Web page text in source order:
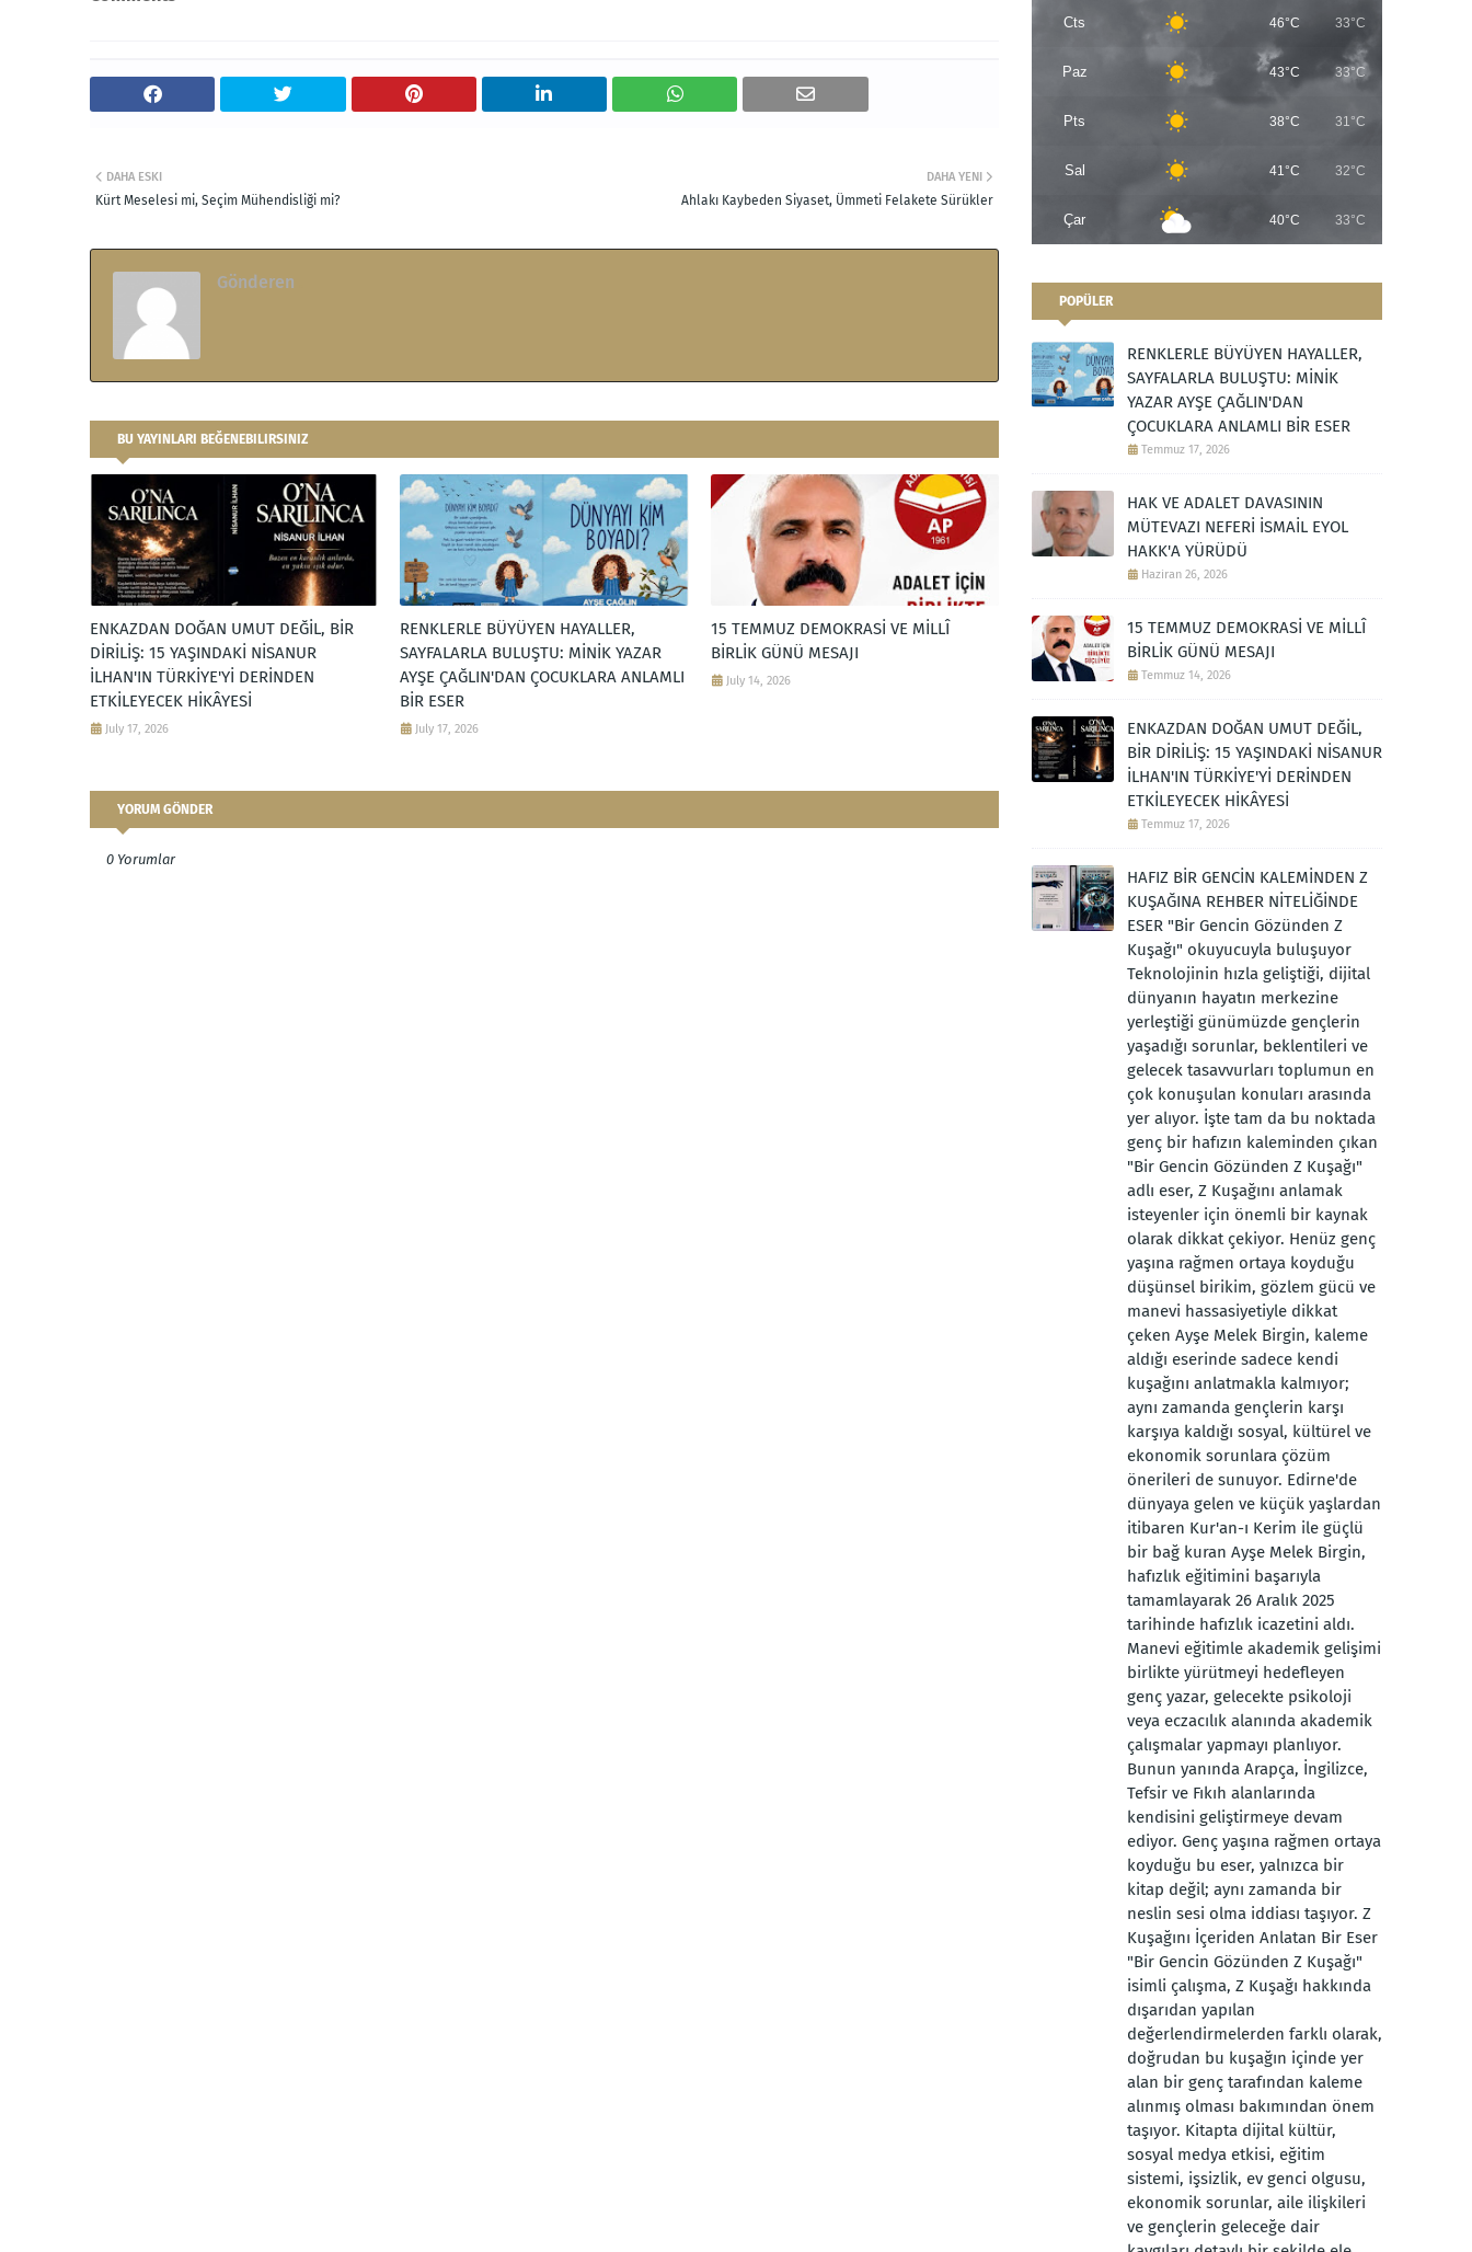
DAHA YENI
Ahlakı Kaybeden Siyaset, Ümmeti Felakete Sürükler
DAHA ESKI
Kürt Meselesi mi, Seçim Mühendisliği mi?
Gönderen
BU YAYINLARI BEĞENEBILIRSINIZ
ENKAZDAN DOĞAN UMUT DEĞİL, BİR
DİRİLİŞ: 15 YAŞINDAKİ NİSANUR
İLHAN'IN TÜRKİYE'Yİ DERİNDEN
ETKİLEYECEK HİKÂYESİ
July 17, 2026
RENKLERLE BÜYÜYEN HAYALLER,
SAYFALARLA BULUŞTU: MİNİK YAZAR
AYŞE ÇAĞLIN'DAN ÇOCUKLARA ANLAMLI
BİR ESER
July 17, 2026
15 TEMMUZ DEMOKRASİ VE MİLLÎ
BİRLİK GÜNÜ MESAJI
July 14, 2026
YORUM GÖNDER
0 Yorumlar
Cts 46°C 33°C
Paz 43°C 33°C
Pts 38°C 31°C
Sal 41°C 32°C
Çar 40°C 33°C
POPÜLER
RENKLERLE BÜYÜYEN HAYALLER,
SAYFALARLA BULUŞTU: MİNİK
YAZAR AYŞE ÇAĞLIN'DAN
ÇOCUKLARA ANLAMLI BİR ESER
Temmuz 17, 2026
HAK VE ADALET DAVASININ
MÜTEVAZI NEFERİ İSMAİL EYOL
HAKK'A YÜRÜDÜ
Haziran 26, 2026
15 TEMMUZ DEMOKRASİ VE MİLLÎ
BİRLİK GÜNÜ MESAJI
Temmuz 14, 2026
ENKAZDAN DOĞAN UMUT DEĞİL,
BİR DİRİLİŞ: 15 YAŞINDAKİ NİSANUR
İLHAN'IN TÜRKİYE'Yİ DERİNDEN
ETKİLEYECEK HİKÂYESİ
Temmuz 17, 2026
HAFIZ BİR GENCİN KALEMİNDEN Z
KUŞAĞINA REHBER NİTELİĞİNDE
ESER "Bir Gencin Gözünden Z
Kuşağı" okuyucuyla buluşuyor
Teknolojinin hızla geliştiği, dijital
dünyanın hayatın merkezine
yerleştiği günümüzde gençlerin
yaşadığı sorunlar, beklentileri ve
gelecek tasavvurları toplumun en
çok konuşulan konuları arasında
yer alıyor. İşte tam da bu noktada
genç bir hafızın kaleminden çıkan
"Bir Gencin Gözünden Z Kuşağı"
adlı eser, Z Kuşağını anlamak
isteyenler için önemli bir kaynak
olarak dikkat çekiyor. Henüz genç
yaşına rağmen ortaya koyduğu
düşünsel birikim, gözlem gücü ve
manevi hassasiyetiyle dikkat
çeken Ayşe Melek Birgin, kaleme
aldığı eserinde sadece kendi
kuşağını anlatmakla kalmıyor;
aynı zamanda gençlerin karşı
karşıya kaldığı sosyal, kültürel ve
ekonomik sorunlara çözüm
önerileri de sunuyor. Edirne'de
dünyaya gelen ve küçük yaşlardan
itibaren Kur'an-ı Kerim ile güçlü
bir bağ kuran Ayşe Melek Birgin,
hafızlık eğitimini başarıyla
tamamlayarak 26 Aralık 2025
tarihinde hafızlık icazetini aldı.
Manevi eğitimle akademik gelişimi
birlikte yürütmeyi hedefleyen
genç yazar, gelecekte psikoloji
veya eczacılık alanında akademik
çalışmalar yapmayı planlıyor.
Bunun yanında Arapça, İngilizce,
Tefsir ve Fıkıh alanlarında
kendisini geliştirmeye devam
ediyor. Genç yaşına rağmen ortaya
koyduğu bu eser, yalnızca bir
kitap değil; aynı zamanda bir
neslin sesi olma iddiası taşıyor. Z
Kuşağını İçeriden Anlatan Bir Eser
"Bir Gencin Gözünden Z Kuşağı"
isimli çalışma, Z Kuşağı hakkında
dışarıdan yapılan
değerlendirmelerden farklı olarak,
doğrudan bu kuşağın içinde yer
alan bir genç tarafından kaleme
alınmış olması bakımından önem
taşıyor. Kitapta dijital kültür,
sosyal medya etkisi, eğitim
sistemi, işsizlik, ev genci olgusu,
ekonomik sorunlar, aile ilişkileri
ve gençlerin geleceğe dair